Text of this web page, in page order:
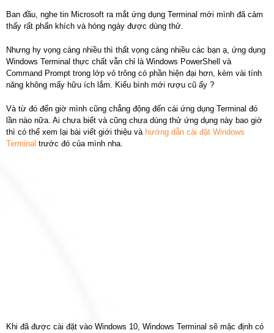
Ban đầu, nghe tin Microsoft ra mắt ứng dụng Terminal mới mình đã cảm
thấy rất phấn khích và hóng ngày được dùng thử.
Nhưng hy vọng càng nhiều thì thất vọng càng nhiều các bạn ạ, ứng dụng
Windows Terminal thực chất vẫn chỉ là Windows PowerShell và
Command Prompt trong lớp vỏ trông có phần hiện đại hơn, kèm vài tính
năng không mấy hữu ích lắm. Kiểu bình mới rượu cũ ấy ?
Và từ đó đến giờ mình cũng chẳng động đến cái ứng dụng Terminal đó
lần nào nữa. Ai chưa biết và cũng chưa dùng thử ứng dụng này bao giờ
thì có thể xem lại bài viết giới thiệu và hướng dẫn cài đặt Windows
Terminal trước đó của mình nha.
Khi đã được cài đặt vào Windows 10, Windows Terminal sẽ mặc định có